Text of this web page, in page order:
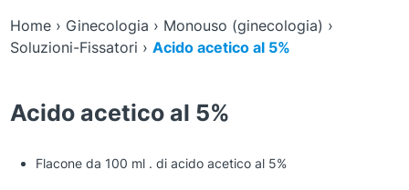
Home› Ginecologia › Monouso (ginecologia) ›
Soluzioni-Fissatori › Acido acetico al 5%
Acido acetico al 5%
Flacone da 100 ml . di acido acetico al 5%